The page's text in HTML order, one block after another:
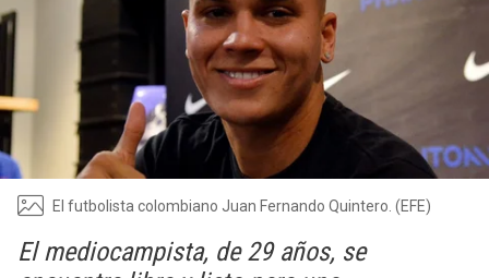
El futbolista colombiano Juan Fernando Quintero. (EFE)
El mediocampista, de 29 años, se